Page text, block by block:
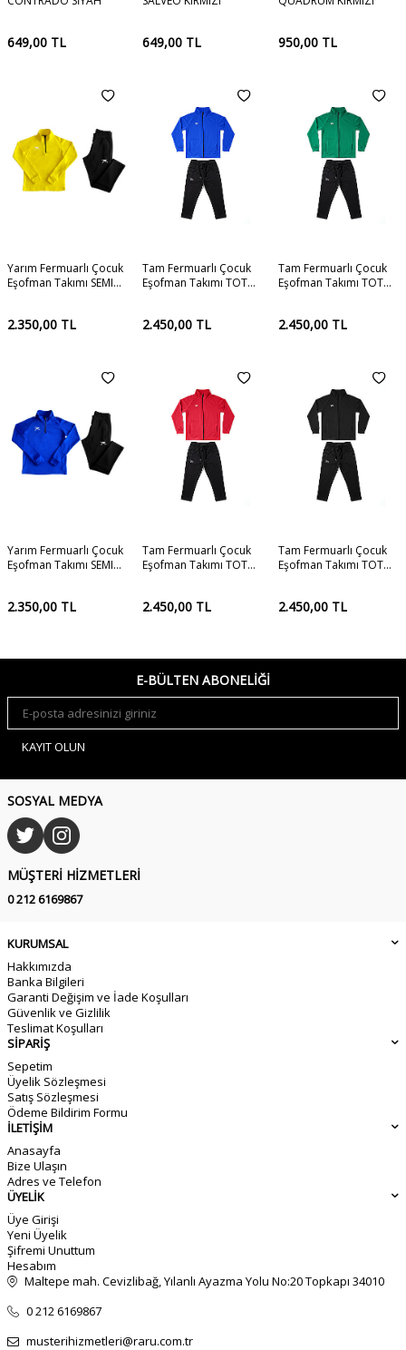
649,00 TL 649,00 TL 950,00TL
Yarım Fermuarlı Çocuk
Eşofman Takımı SEMI
2.350,00 TL
Tam Fermuarlı Çocuk
Eşofman Takımı TOTUS
2.450,00 TL
Tam Fermuarlı Çocuk
Eşofman Takımı TOTUS
2.450,00TL
Yarım Fermuarlı Çocuk
Eşofman Takımı SEMI
2.350,00 TL
Tam Fermuarlı Çocuk
Eşofman Takımı TOTUS
2.450,00 TL
Tam Fermuarlı Çocuk
Eşofman Takımı TOTUS
2.450,00TL
E-BÜLTEN ABONELIĞI
KAYIT OLUN
SOSYAL MEDYA
MÜŞTERI HIZMETLERI
0 212 6169867
KURUMSAL
Hakkımızda
Banka Bilgileri
Garanti Değişim ve İade Koşulları
Güvenlik ve Gizlilik
Teslimat Koşulları
SİPARİŞ
Sepetim
Üyelik Sözleşmesi
Satış Sözleşmesi
Ödeme Bildirim Formu
İLETİŞİM
Anasayfa
Bize Ulaşın
Adres ve Telefon
ÜYELİK
Üye Girişi
Yeni Üyelik
Şifremi Unuttum
Hesabım
Maltepe mah. Cevizlibağ, Yılanlı Ayazma Yolu No:20 Topkapı 34010
0 212 6169867
musterihizmetleri@raru.com.tr